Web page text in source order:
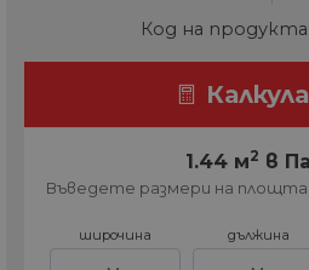
Код на продукта:
1.44 м2 в
Въведете размери на
широчина дължина